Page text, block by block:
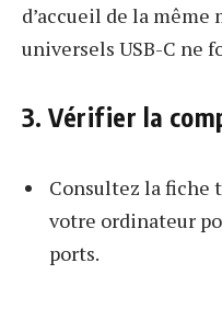
d’accueil de la
universels USB-C ne
3. Vérifier la
Consultez la fiche
votre ordinateur
ports.